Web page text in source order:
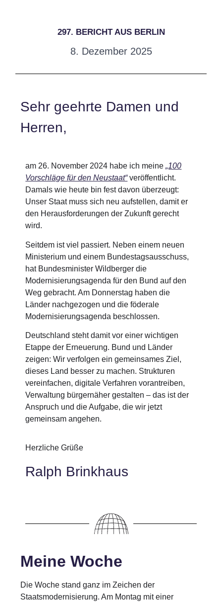
297. BERICHT AUS BERLIN
8. Dezember 2025
Sehr geehrte Damen und
Herren,
am 26. November 2024 habe ich meine„100
Vorschläge für den Neustaat“veröffentlicht.
Damals wie heute bin fest davon überzeugt:
Unser Staat muss sich neu aufstellen, damit er
den Herausforderungen der Zukunft gerecht
wird.
Seitdem ist viel passiert. Neben einem neuen
Ministerium und einem Bundestagsausschuss,
hat Bundesminister Wildberger die
Modernisierungsagenda für den Bund auf den
Weg gebracht. Am Donnerstag haben die
Länder nachgezogen und die föderale
Modernisierungsagenda beschlossen.
Deutschland steht damit vor einer wichtigen
Etappe der Erneuerung. Bund und Länder
zeigen: Wir verfolgen ein gemeinsames Ziel,
dieses Land besser zu machen. Strukturen
vereinfachen, digitale Verfahren vorantreiben,
Verwaltung bürgernäher gestalten – das ist der
Anspruch und die Aufgabe, die wir jetzt
gemeinsam angehen.
Herzliche Grüße
Ralph Brinkhaus
Meine Woche
Die Woche stand ganz im Zeichen der
Staatsmodernisierung. Am Montag mit einer